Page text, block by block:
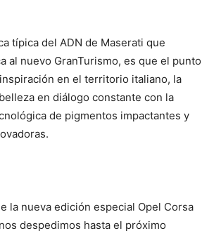
típica del ADN de Maserati que
al nuevo GranTurismo, es que el punto
en el territorio italiano, la
en diálogo constante con la
de pigmentos impactantes y
la nueva edición especial Opel Corsa
despedimos hasta el próximo